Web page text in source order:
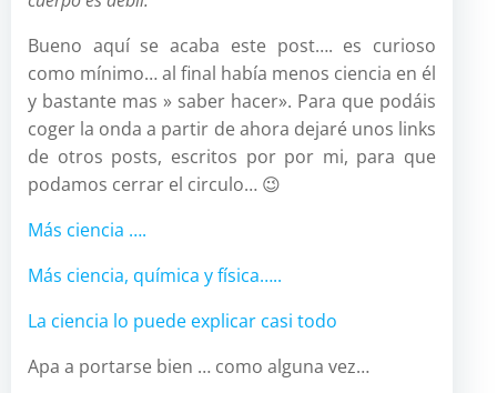
Bueno aquí se acaba este post…. es curioso
como mínimo… al final había menos ciencia en él
y bastante mas » saber hacer». Para que podáis
coger la onda a partir de ahora dejaré unos links
de otros posts, escritos por por mi, para que
podamos cerrar el circulo… 😉
Más ciencia ….
Más ciencia, química y física…..
La ciencia lo puede explicar casi todo
Apa a portarse bien … como alguna vez…